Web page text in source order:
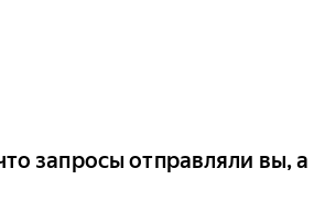
запросы отправляли вы, а